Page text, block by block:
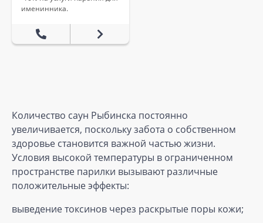
именинника.
Количество саун Рыбинска постоянно
увеличивается, поскольку забота о собственном
здоровье становится важной частью жизни.
Условия высокой температуры в ограниченном
пространстве парилки вызывают различные
положительные эффекты:
выведение токсинов через раскрытые поры кожи;